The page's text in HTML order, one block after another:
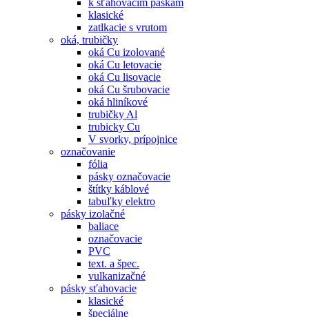
k sťahovacím páskam
klasické
zatlkacie s vrutom
oká, trubičky
oká Cu izolované
oká Cu letovacie
oká Cu lisovacie
oká Cu šrubovacie
oká hliníkové
trubičky Al
trubicky Cu
V svorky, prípojnice
označovanie
fólia
pásky označovacie
štítky káblové
tabuľky elektro
pásky izolačné
baliace
označovacie
PVC
text. a špec.
vulkanizačné
pásky sťahovacie
klasické
špeciálne